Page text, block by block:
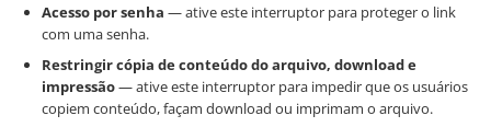
Acesso por senha — ative este interruptor para proteger o link
com uma senha.
Restringir cópia de conteúdo do arquivo, download e
impressão— ative este interruptor para impedir que os usuários
copiem conteúdo, façam download ou imprimam o arquivo.